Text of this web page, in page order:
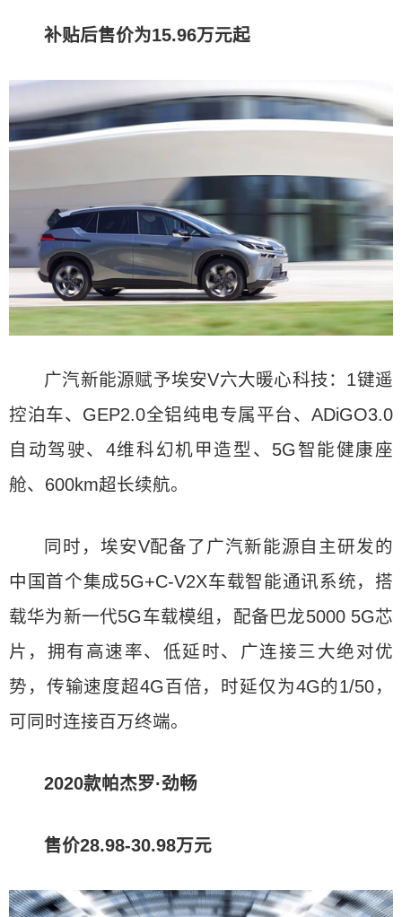
补贴后售价为15.96万元起
广汽新能源赋予埃安V六大暖心科技：1键遥
控泊车、GEP2.0全铝纯电专属平台、ADiGO3.0
自动驾驶、4维科幻机甲造型、5G智能健康座
舱、600km超长续航。
同时，埃安V配备了广汽新能源自主研发的
中国首个集成5G+C-V2X车载智能通讯系统，搭
载华为新一代5G车载模组，配备巴龙5000 5G芯
片，拥有高速率、低延时、广连接三大绝对优
势，传输速度超4G百倍，时延仅为4G的1/50，
可同时连接百万终端。
2020款帕杰罗·劲畅
售价28.98-30.98万元